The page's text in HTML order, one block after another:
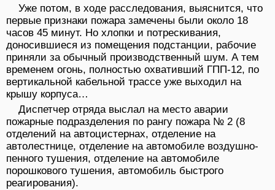
Уже потом, в ходе расследования, выяснится, что
первые признаки пожара замечены были около 18
часов 45 минут. Но хлопки и потрескивания,
доносившиеся из помещения подстанции, рабочие
приняли за обычный производственный шум. А тем
временем огонь, полностью охвативший ГПП-12, по
вертикальной кабельной трассе уже выходил на
крышу корпуса…
Диспетчер отряда выслал на место аварии
пожарные подразделения по рангу пожара № 2 (8
отделений на автоцистернах, отделение на
автолестнице, отделение на автомобиле воздушно-
пенного тушения, отделение на автомобиле
порошкового тушения, автомобиль быстрого
реагирования).